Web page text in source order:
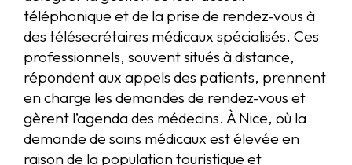
téléphonique et de la prise de rendez-vous à
des télésecrétaires médicaux spécialisés. Ces
professionnels, souvent situés à distance,
répondent aux appels des patients, prennent
en charge les demandes de rendez-vous et
gèrent l’agenda des médecins. À Nice, où la
demande de soins médicaux est élevée en
raison de la population touristique et